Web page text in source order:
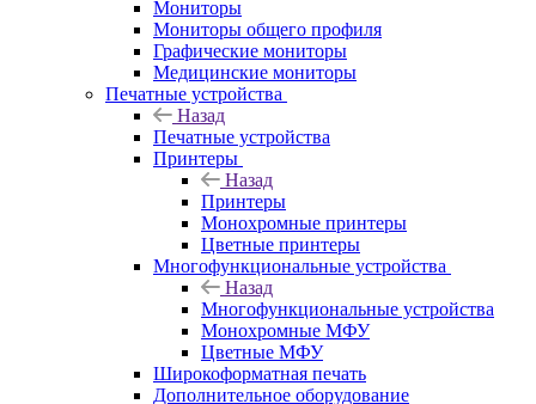
Мониторы
Мониторы общего профиля
Графические мониторы
Медицинские мониторы
Печатные устройства
Назад
Печатные устройства
Принтеры
Назад
Принтеры
Моноxромныe принтеры
Цвeтныe принтеры
Многофункциональные устройства
Назад
Многофункциональные устройства
Монохромные МФУ
Цветные МФУ
Широкоформатная печать
Дополнительное оборудование